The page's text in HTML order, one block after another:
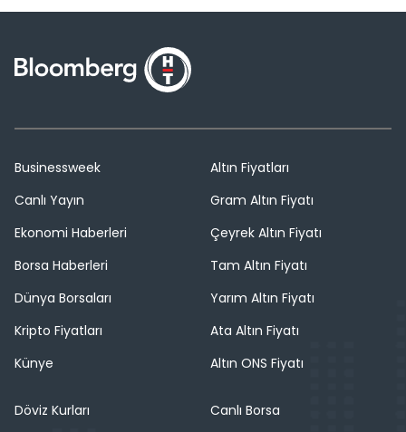
Businessweek
Canlı Yayın
Ekonomi Haberleri
Borsa Haberleri
Dünya Borsaları
Kripto Fiyatları
Künye
Altın Fiyatları
Gram Altın Fiyatı
Çeyrek Altın Fiyatı
Tam Altın Fiyatı
Yarım Altın Fiyatı
Ata Altın Fiyatı
Altın ONS Fiyatı
Döviz Kurları
Canlı Borsa